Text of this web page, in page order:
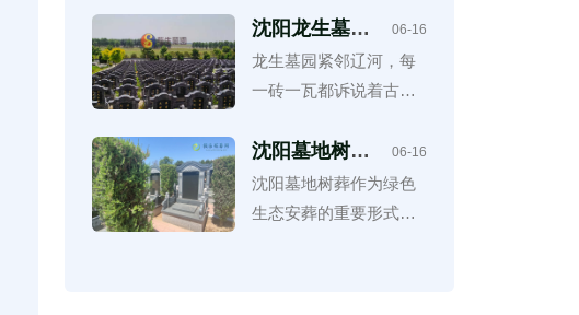
微信公众号或第三方平
台预约参观沈阳陵园。
这种方式不仅节省时
排专人接待，提高看墓
效率。
沈阳龙生墓
园：沈阳墓地
行业中的璀璨
明珠，心灵永
06-16
龙生墓园紧邻辽河，每
一砖一瓦都诉说着古老
得以安息在历史的见证
之下，仿佛他们的灵魂
也能随着辽河的蜿蜒而
沈阳墓地树葬
费用透明化解
析，无隐形消
费指南！
06-16
沈阳墓地树葬作为绿色
生态安葬的重要形式，